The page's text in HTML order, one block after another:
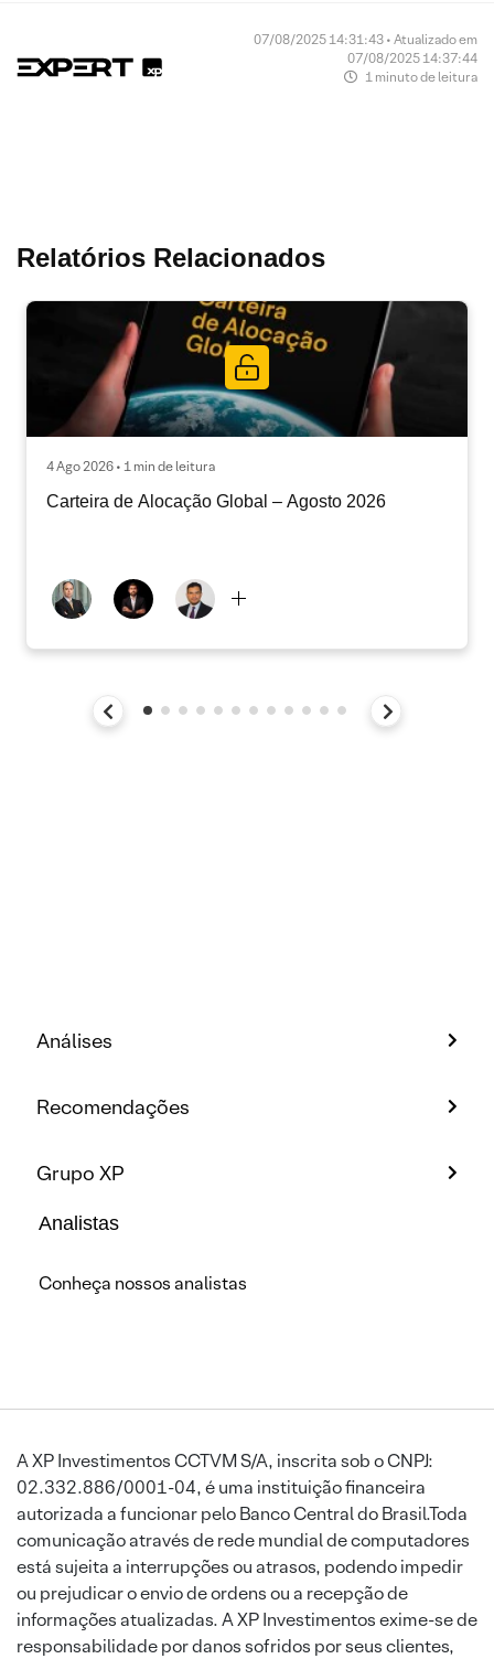
07/08/2025 14:31:43 • Atualizado em
07/08/2025 14:37:44
1 minuto de leitura
Relatórios Relacionados
4 Ago 2026 • 1 min de leitura
Carteira de Alocação Global – Agosto 2026
Análises
Recomendações
Grupo XP
Analistas
Conheça nossos analistas
A XP Investimentos CCTVM S/A, inscrita sob o CNPJ:
02.332.886/0001-04, é uma instituição financeira
autorizada a funcionar pelo Banco Central do Brasil.Toda
comunicação através de rede mundial de computadores
está sujeita a interrupções ou atrasos, podendo impedir
ou prejudicar o envio de ordens ou a recepção de
informações atualizadas. A XP Investimentos exime-se de
responsabilidade por danos sofridos por seus clientes,